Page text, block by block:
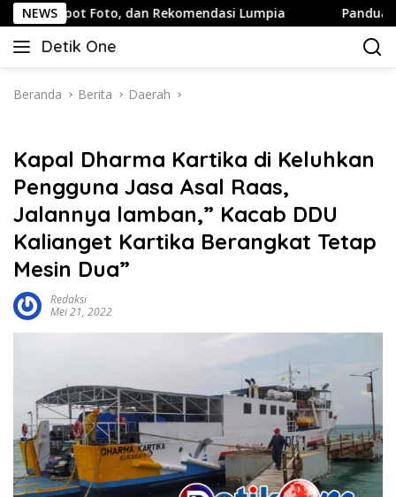
Langsung
ke
konten
NEWS
dan Rekomendasi Lumpia Panduan Wisata
Detik One
Tajam
Fakta
Beranda Berita Daerah
Kapal Dharma Kartika di Keluhkan
Pengguna Jasa Asal Raas,
Jalannya lamban,” Kacab DDU
Kalianget Kartika Berangkat Tetap
Mesin Dua”
Redaksi
Mei 21, 2022